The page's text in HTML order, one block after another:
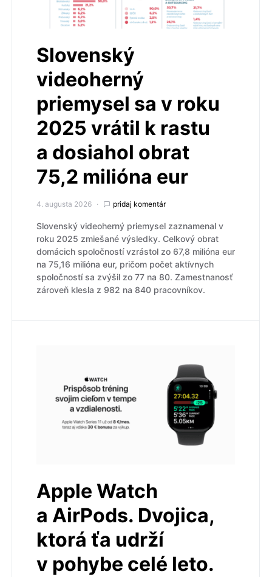
Slovenský
videoherný
priemysel sa v roku
2025 vrátil k rastu
a dosiahol obrat
75,2 milióna eur
4. augusta 2026 pridaj komentár
Slovenský videoherný priemysel zaznamenal v
roku 2025 zmiešané výsledky. Celkový obrat
domácich spoločností vzrástol zo 67,8 milióna eur
na 75,16 milióna eur, pričom počet aktívnych
spoločností sa zvýšil zo 77 na 80. Zamestnanosť
zároveň klesla z 982 na 840 pracovníkov.
Apple Watch
a AirPods. Dvojica,
ktorá ťa udrží
v pohybe celé leto.